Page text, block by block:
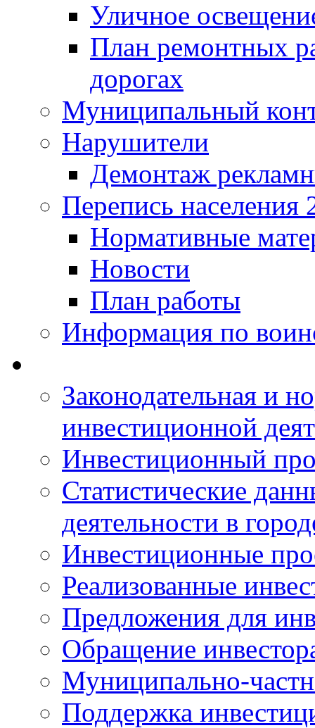
Уличное
План ремонтных
дорогах
Муниципальный
Нарушители
Демонтаж
Перепись населения
Нормативные
Новости
План работы
Информация по
Законодательная и
инвестиционной
Инвестиционный
Статистические
деятельности в
Инвестиционные
Реализованные
Предложения для
Обращение
Муниципально-
Поддержка